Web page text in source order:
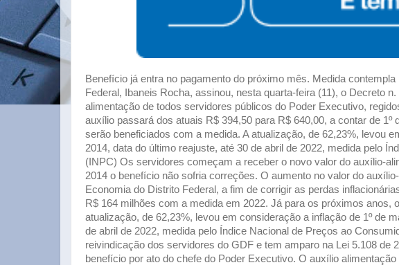
Benefício já entra no pagamento do próximo mês. Medida
Federal, Ibaneis Rocha, assinou, nesta quarta-feira (11), o Decreto
alimentação de todos servidores públicos do Poder Executivo,
auxílio passará dos atuais R$ 394,50 para R$ 640,00, a contar de 1º
serão beneficiados com a medida. A atualização, de 62,23%, levou
2014, data do último reajuste, até 30 de abril de 2022, medida pelo
(INPC) Os servidores começam a receber o novo valor do auxílio-
2014 o benefício não sofria correções. O aumento no valor do
Economia do Distrito Federal, a fim de corrigir as perdas
R$ 164 milhões com a medida em 2022. Já para os próximos anos,
atualização, de 62,23%, levou em consideração a inflação de 1º de
de abril de 2022, medida pelo Índice Nacional de Preços ao
reivindicação dos servidores do GDF e tem amparo na Lei 5.108 de
benefício por ato do chefe do Poder Executivo. O auxílio